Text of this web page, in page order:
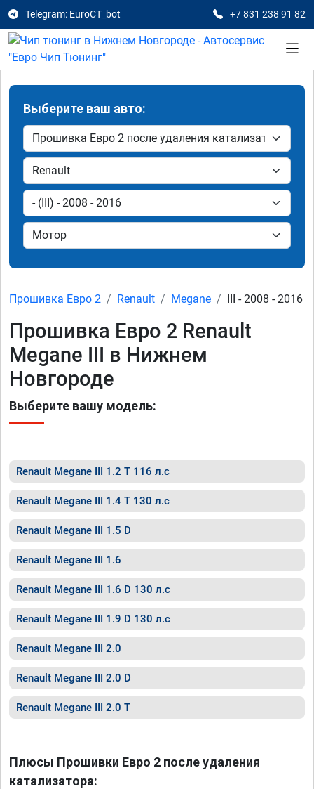
Telegram: EuroCT_bot +7 831 238 91 82
Выберите ваш авто:
Прошивка Евро 2 Renault Megane III - 2008 - 2016
Прошивка Евро 2 Renault
Megane III в Нижнем
Новгороде
Выберите вашу модель:
Renault Megane III 1.2 T 116 л.с
Renault Megane III 1.4 T 130 л.с
Renault Megane III 1.5 D
Renault Megane III 1.6
Renault Megane III 1.6 D 130 л.с
Renault Megane III 1.9 D 130 л.с
Renault Megane III 2.0
Renault Megane III 2.0 D
Renault Megane III 2.0 T
Плюсы Прошивки Евро 2 после удаления
катализатора: